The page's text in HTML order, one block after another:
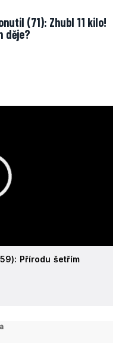
(71): Zhubl 11 kilo!
děje?
Přírodu šetřím